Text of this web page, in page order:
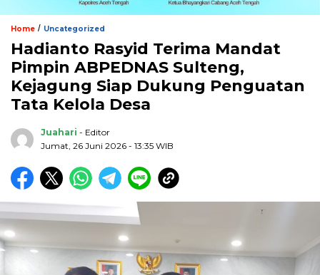
Home / Uncategorized
Hadianto Rasyid Terima Mandat
Pimpin ABPEDNAS Sulteng,
Kejagung Siap Dukung Penguatan
Tata Kelola Desa
Juahari - Editor
Jumat, 26 Juni 2026 - 13:35 WIB